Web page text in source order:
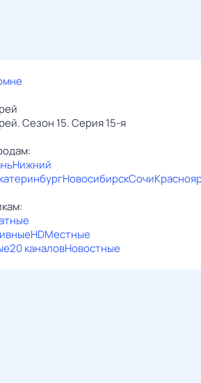
Сезон 15. Серия 15-я
Нижний
НовосибирскСочи
HDМестные
20 каналовНовостные